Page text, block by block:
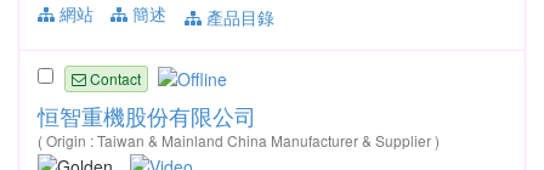
網站 簡述 產品目錄
Contact
恒智重機股份有限公司
( Origin : Taiwan & Mainland China Manufacturer & Supplier )